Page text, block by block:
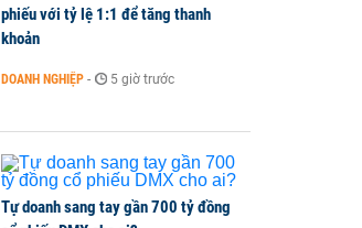
phiếu với tỷ lệ 1:1 để tăng thanh
khoản
DOANH NGHIỆP - 5 giờ trước
Tự doanh sang tay gần 700 tỷ đồng